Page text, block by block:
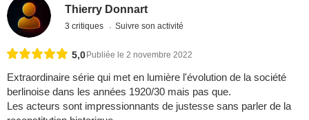
Thierry Donnart
3 critiques Suivre son activité
5,0 Publiée le 2 novembre 2022
Extraordinaire série qui met en lumière l'évolution de la société
berlinoise dans les années 1920/30 mais pas que.
Les acteurs sont impressionnants de justesse sans parler de la